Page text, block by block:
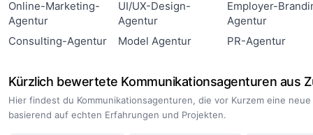
Online-Marketing-
Agentur
UI/UX-Design-
Agentur
Employer-
Agentur
Consulting-Agentur
Model Agentur PR-Agentur
Kürzlich bewertete Kommunikationsagenturen aus
Hier findest du Kommunikationsagenturen, die vor Kurzem eine
basierend auf echten Erfahrungen und Projekten.